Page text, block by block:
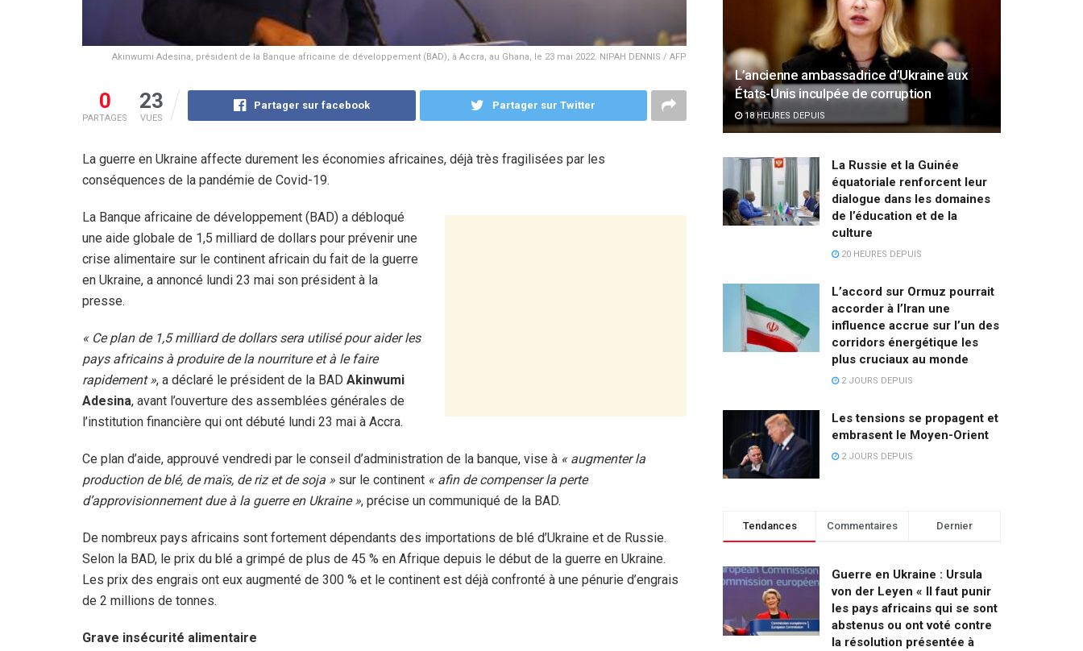
Akinwumi Adesina, président de la Banque africaine de développement (BAD), à Accra, au Ghana, le 23 mai 2022. NIPAH DENNIS / AFP
0
PARTAGES
23
VUES
Partager sur facebook Partager sur Twitter
La guerre en Ukraine affecte durement les économies africaines, déjà très fragilisées par les
conséquences de la pandémie de Covid-19.
La Banque africaine de développement (BAD) a débloqué
une aide globale de 1,5 milliard de dollars pour prévenir une
crise alimentaire sur le continent africain du fait de la guerre
en Ukraine, a annoncé lundi 23 mai son président à la
presse.
« Ce plan de 1,5 milliard de dollars sera utilisé pour aider les
pays africains à produire de la nourriture et à le faire
rapidement », a déclaré le président de la BAD Akinwumi
Adesina, avant l’ouverture des assemblées générales de
l’institution financière qui ont débuté lundi 23 mai à Accra.
Ce plan d’aide, approuvé vendredi par le conseil d’administration de la banque, vise à « augmenter la
production de blé, de maïs, de riz et de soja » sur le continent « afin de compenser la perte
d’approvisionnement due à la guerre en Ukraine », précise un communiqué de la BAD.
De nombreux pays africains sont fortement dépendants des importations de blé d’Ukraine et de Russie.
Selon la BAD, le prix du blé a grimpé de plus de 45 % en Afrique depuis le début de la guerre en Ukraine.
Les prix des engrais ont eux augmenté de 300 % et le continent est déjà confronté à une pénurie d’engrais
de 2 millions de tonnes.
Grave insécurité alimentaire
L’ancienne ambassadrice d’Ukraine aux
États-Unis inculpée de corruption
18 HEURES DEPUIS
La Russie et la Guinée
équatoriale renforcent leur
dialogue dans les domaines
de l’éducation et de la
culture
20 HEURES DEPUIS
L’accord sur Ormuz pourrait
accorder à l’Iran une
influence accrue sur l’un des
corridors énergétique les
plus cruciaux au monde
2 JOURS DEPUIS
Les tensions se propagent et
embrasent le Moyen-Orient
2 JOURS DEPUIS
Tendances Commentaires Dernier
Guerre en Ukraine : Ursula
von der Leyen « Il faut punir
les pays africains qui se sont
abstenus ou ont voté contre
la résolution présentée à